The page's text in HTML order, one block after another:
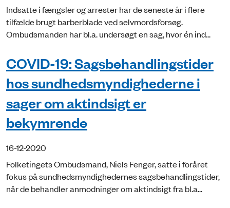
Indsatte i fængsler og arrester har de seneste år i flere
tilfælde brugt barberblade ved selvmordsforsøg.
Ombudsmanden har bl.a. undersøgt en sag, hvor én ind...
COVID-19: Sagsbehandlingstider
hos sundhedsmyndighederne i
sager om aktindsigt er
bekymrende
16-12-2020
Folketingets Ombudsmand, Niels Fenger, satte i foråret
fokus på sundhedsmyndighedernes sagsbehandlingstider,
når de behandler anmodninger om aktindsigt fra bl.a...